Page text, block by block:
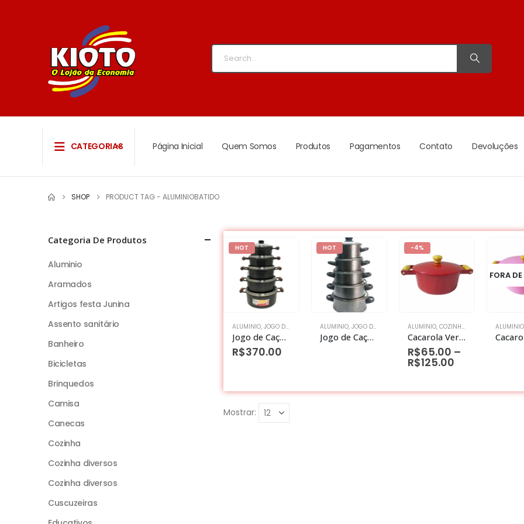
CATEGORIAS Página Inicial Quem Somos Produtos Pagamentos Contato Devoluções
SHOP PRODUCT TAG - ALUMINIOBATIDO
HOT
ALUMINIO, JOGO DE PANELAS
Jogo de Caçarolas Aluminio Grosso com 5 peças
R$370.00
HOT
ALUMINIO, JOGO DE PANELAS
Jogo de Caçarolas Craqueladas Preta – 5 Peças
-4%
ALUMINIO, COZINHA DIVERSOS ,JOGO
Cacarola Vermelho Aluminio Grosso
R$65.00 –
R$125.00
FORA
ALUMINIO
Mostrar:
Categoria De Produtos
Aluminio
Aramados
Artigos festa Junina
Assento sanitário
Banheiro
Bicicletas
Brinquedos
Camisa
Canecas
Cozinha
Cozinha diversos
Cozinha diversos
Cuscuzeiras